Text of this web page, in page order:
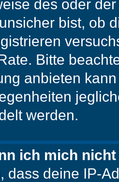
des oder
bist, ob
Bitte
anbieten
werden.
ich mich
dass deine IP-